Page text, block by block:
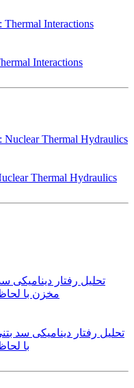
Interactions
Thermal Hydraulics
تحلیل رفتار دینامیکی سد
با